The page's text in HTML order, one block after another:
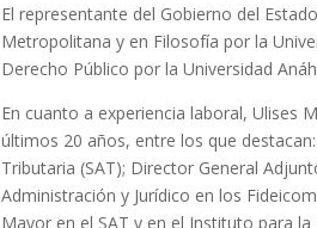
El representante del Gobierno del
Metropolitana y en Filosofía por la
Derecho Público por la Universidad
En cuanto a experiencia laboral, Ulises
últimos 20 años, entre los que
Tributaria (SAT); Director General
Administración y Jurídico en los
Mayor en el SAT y en el Instituto para